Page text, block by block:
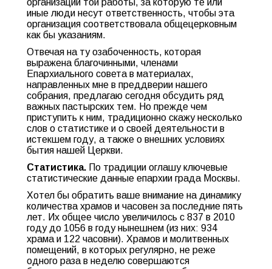
организации той работы, за которую те или
иные люди несут ответственность, чтобы эта
организация соответствовала общецерковным
как бы указаниям.
Отвечая на ту озабоченность, которая
выражена благочинными, членами
Епархиального совета в материалах,
направленных мне в преддверии нашего
собрания, предлагаю сегодня обсудить ряд
важных пастырских тем. Но прежде чем
приступить к ним, традиционно скажу несколько
слов о статистике и о своей деятельности в
истекшем году, а также о внешних условиях
бытия нашей Церкви.
Статистика. По традиции оглашу ключевые
статистические данные епархии града Москвы.
Хотел бы обратить ваше внимание на динамику
количества храмов и часовен за последние пять
лет. Их общее число увеличилось с 837 в 2010
году до 1056 в году нынешнем (из них: 934
храма и 122 часовни). Храмов и молитвенных
помещений, в которых регулярно, не реже
одного раза в неделю совершаются